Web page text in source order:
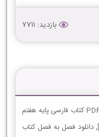
بازدید: 7711
دانلود کتاب فارسی هفتم دانلود فایل PDF کتاب فارسی پایه هفتم
متوسطه اول 1404-1405 [دانلود PDF], دانلود فصل به فصل کتاب